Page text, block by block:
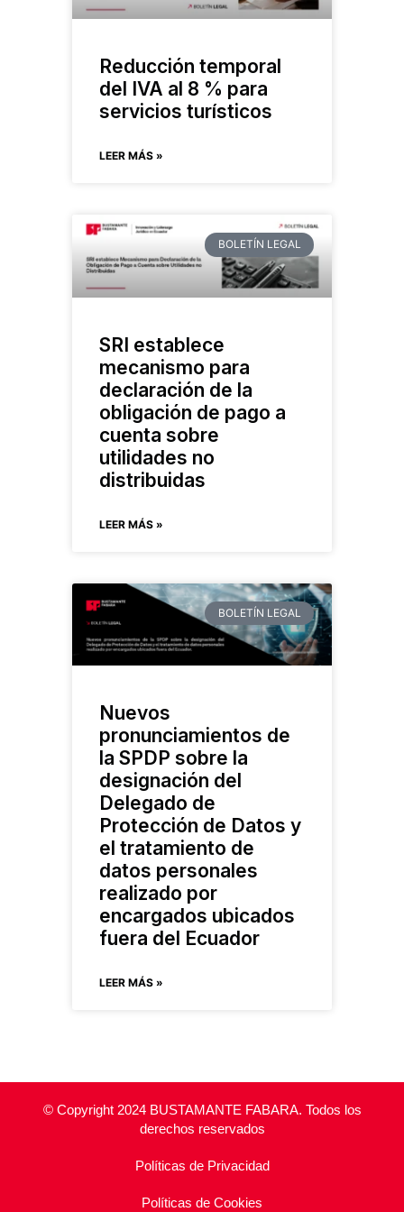
Reducción temporal
del IVA al 8 % para
servicios turísticos
LEER MÁS »
BOLETÍN LEGAL
SRI establece
mecanismo para
declaración de la
obligación de pago a
cuenta sobre
utilidades no
distribuidas
LEER MÁS »
BOLETÍN LEGAL
Nuevos
pronunciamientos de
la SPDP sobre la
designación del
Delegado de
Protección de Datos y
el tratamiento de
datos personales
realizado por
encargados ubicados
fuera del Ecuador
LEER MÁS »
© Copyright 2024 BUSTAMANTE FABARA. Todos los
derechos reservados
Políticas de Privacidad
Políticas de Cookies